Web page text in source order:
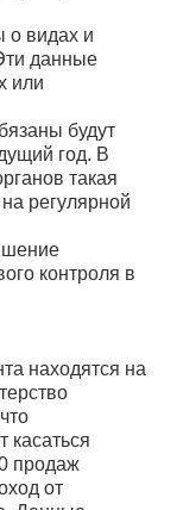
о видах и
данные
или
будут
год. В
такая
регулярной
контроля в
находятся на
касаться
продаж
от